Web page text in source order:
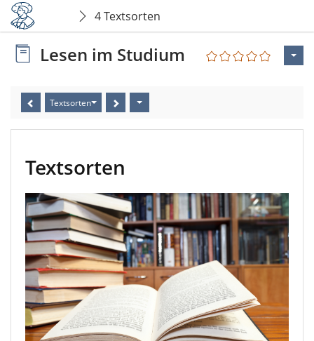
4 Textsorten
Lesen im Studium
Textsorten
Textsorten